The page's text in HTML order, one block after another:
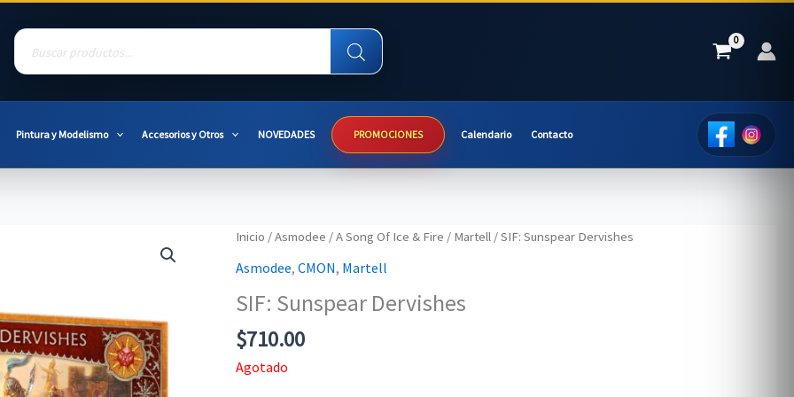
Products
search
Pintura y Modelismo Accesorios y Otros NOVEDADES PROMOCIONES Calendario Contacto
Inicio /Asmodee /A Song Of Ice & Fire / Martell / SIF: Sunspear Dervishes
Asmodee, CMON, Martell
SIF: Sunspear Dervishes
$710.00
Agotado